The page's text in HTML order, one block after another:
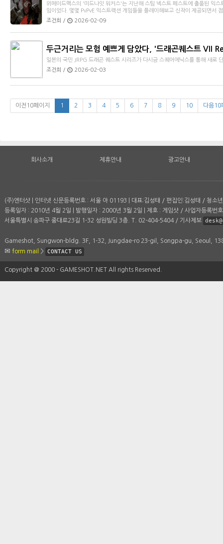
위메이드맥스의 '미드나잇 워커스'는 지난해 스팀 넥스트 페스트에 출품된 익
임이었다. 몇몇 PvPvE 익스트랙션 게임들을 플레이해보고 신작이 제공되면서
조건희 /
2026-02-09
두근거리는 모험 예쁘게 담았다, '드래곤퀘스트 VII
일본의 국민 JRPG 드래곤 퀘스트 시리즈가 다시금 스퀘어에닉스를 통해 새로
조건희 /
2026-02-03
이전10페이지 1 2 3 4 5 6 7 8 9 10 다음10
회사소개 제휴안내 광고안내
(주)엔터샷 | 인터넷 신문등록번호 : 서울 아 01193 | 대표:김성태 / 편집인:김성태 / 청소
등록일자 : 2010년 4월 2일 | 발행일자 : 2000년 3월 2일 | 제호 : 게임샷 / 사업자등록번
서울특별시 송파구 중대로23길 1-32 성원빌딩 3층. T. 02-404-5404 / 기사제보
Gameshot, Sungwon-bldg. 3F, 1-32, Jungdae-ro 23-gil, Songpa-gu, Seoul,
form mail
> CONTACT US
Copyright ＠ 2000 - GAMESHOT.NET All rights Reserved.